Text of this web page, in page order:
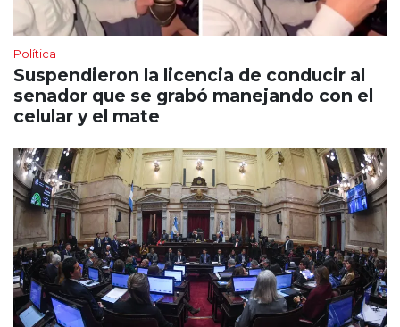
Política
Suspendieron la licencia de conducir al
senador que se grabó manejando con el
celular y el mate